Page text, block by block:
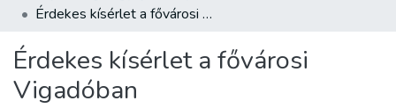
All of DSpace
Statistics
About us
Érdekes kísérlet a fővárosi Vigadóban
Érdekes kísérlet a fővárosi
Vigadóban